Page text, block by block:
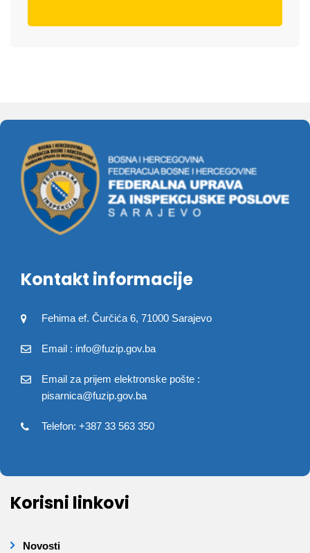
Kontakt informacije
Fehima ef. Čurčića 6, 71000 Sarajevo
Email : info@fuzip.gov.ba
Email za prijem elektronske pošte :
pisarnica@fuzip.gov.ba
Telefon: +387 33 563 350
Korisni linkovi
Novosti